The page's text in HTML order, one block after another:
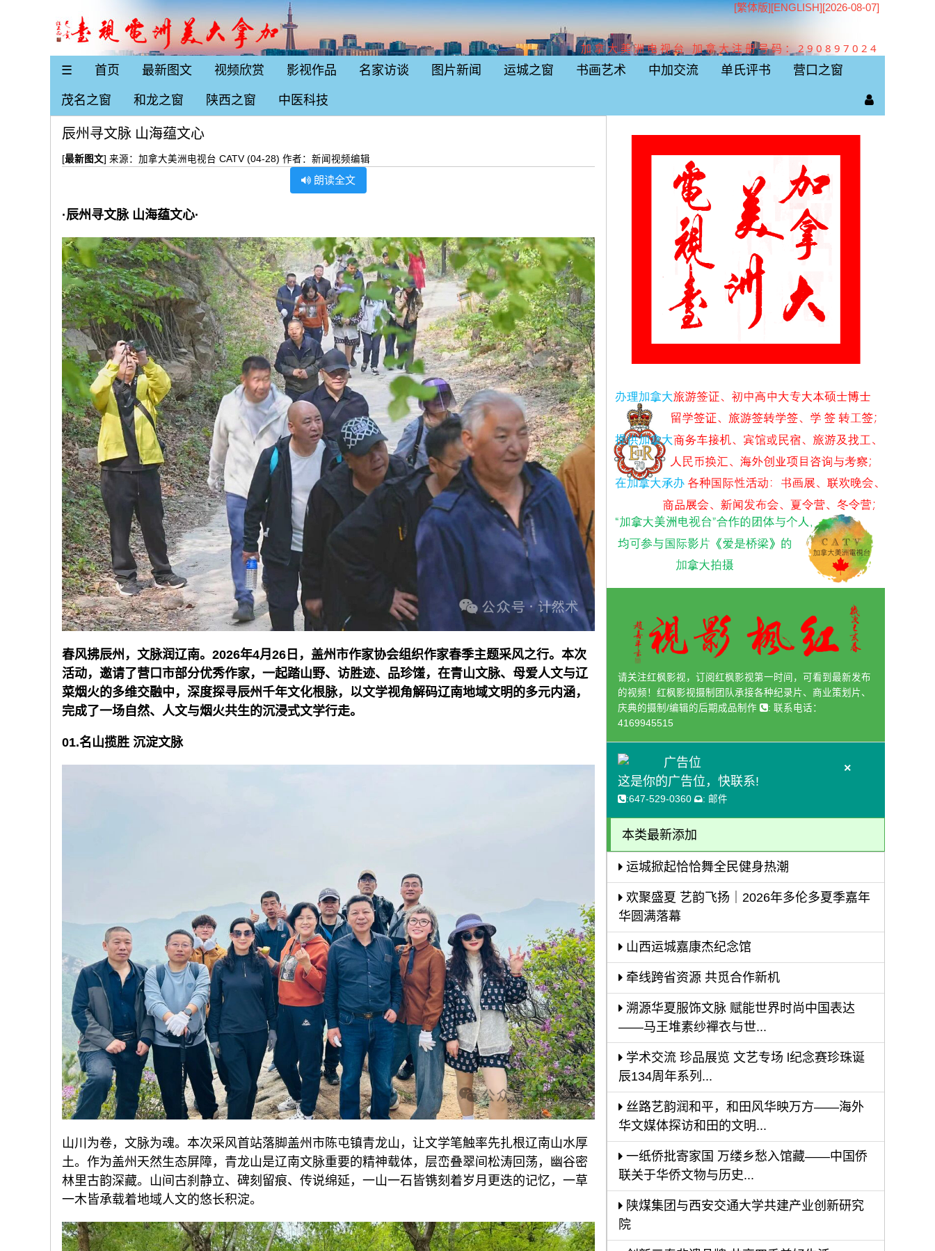
[繁体版][ENGLISH][2026-08-07]
加拿大美洲电视台 加拿大注册号码：290897024
☰
首页 最新图文 视频欣赏 影视作品 名家访谈 图片新闻 运城之窗 书画艺术 中加交流 单氏评书 营口之窗
茂名之窗 和龙之窗 陕西之窗 中医科技
辰州寻文脉 山海蕴文心
[最新图文] 来源：加拿大美洲电视台 CATV (04-28) 作者：新闻视频编辑
朗读全文
·辰州寻文脉 山海蕴文心·
春风拂辰州，文脉润辽南。2026年4月26日，盖州市作家协会组织作家春季主题采风之行。本次
活动，邀请了营口市部分优秀作家，一起踏山野、访胜迹、品珍馐，在青山文脉、母爱人文与辽
菜烟火的多维交融中，深度探寻辰州千年文化根脉，以文学视角解码辽南地域文明的多元内涵，
完成了一场自然、人文与烟火共生的沉浸式文学行走。
01.名山揽胜 沉淀文脉
山川为卷，文脉为魂。本次采风首站落脚盖州市陈屯镇青龙山，让文学笔触率先扎根辽南山水厚
土。作为盖州天然生态屏障，青龙山是辽南文脉重要的精神载体，层峦叠翠间松涛回荡，幽谷密
林里古韵深藏。山间古刹静立、碑刻留痕、传说绵延，一山一石皆镌刻着岁月更迭的记忆，一草
一木皆承载着地域人文的悠长积淀。
请关注红枫影视，订阅红枫影视第一时间，可看到最新发布
的视频！红枫影视摄制团队承接各种纪录片、商业策划片、
庆典的摄制/编辑的后期成品制作
: 联系电话：
4169945515
×
广告位
这是你的广告位，快联系!
:647-529-0360 : 邮件
本类最新添加
运城掀起恰恰舞全民健身热潮
欢聚盛夏 艺韵飞扬｜2026年多伦多夏季嘉年
华圆满落幕
山西运城嘉康杰纪念馆
牵线跨省资源 共觅合作新机
溯源华夏服饰文脉 赋能世界时尚中国表达
——马王堆素纱襌衣与世...
学术交流 珍品展览 文艺专场 l纪念赛珍珠诞
辰134周年系列...
丝路艺韵润和平，和田风华映万方——海外
华文媒体探访和田的文明...
一纸侨批寄家国 万缕乡愁入馆藏——中国侨
联关于华侨文物与历史...
陕煤集团与西安交通大学共建产业创新研究
院